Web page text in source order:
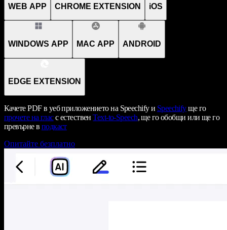
WEB APP CHROME EXTENSION iOS
WINDOWS APP MAC APP ANDROID
EDGE EXTENSION
Качете PDF в уеб приложението на Speechify и Speechifyще го
прочете на гласс естественText-to-Speech, ще го обобщи или ще го
превърне в подкаст
Опитайте безплатно